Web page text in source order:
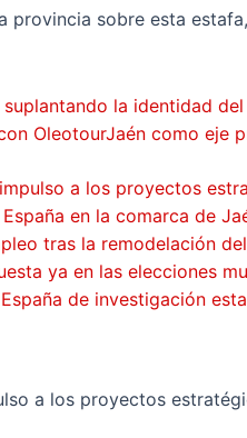
provincia sobre esta
la identidad
OleotourJaén como eje
a los proyectos
en la comarca de
tras la remodelación
ya en las elecciones
de investigación